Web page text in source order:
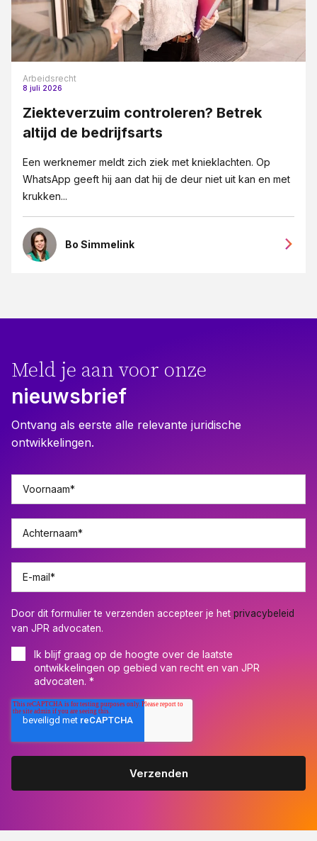
Arbeidsrecht
8 juli 2026
Ziekteverzuim controleren? Betrek
altijd de bedrijfsarts
Een werknemer meldt zich ziek met knieklachten. Op
WhatsApp geeft hij aan dat hij de deur niet uit kan en met
krukken...
Bo Simmelink
Meld je aan voor onze
nieuwsbrief
Ontvang als eerste alle relevante juridische
ontwikkelingen.
Voornaam*
Achternaam*
E-mail*
Door dit formulier te verzenden accepteer je het privacybeleid
van JPR advocaten.
Ik blijf graag op de hoogte over de laatste
ontwikkelingen op gebied van recht en van JPR
advocaten. *